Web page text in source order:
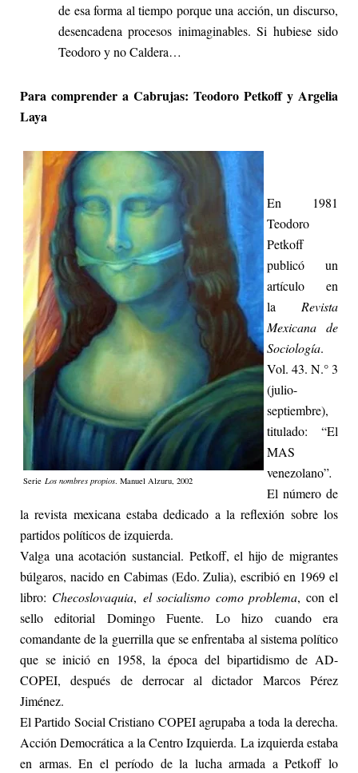
de esa forma al tiempo porque una acción, un discurso,
desencadena procesos inimaginables. Si hubiese sido
Teodoro y no Caldera…
Para comprender a Cabrujas: Teodoro Petkoff y Argelia
Laya
Serie Los nombres propios. Manuel Alzuru, 2002
En 1981
Teodoro
Petkoff
publicó un
artículo en
la Revista
Mexicana de
Sociología.
Vol. 43. N.° 3
(julio-
septiembre),
titulado: “El
MAS
venezolano”.
El número de
la revista mexicana estaba dedicado a la reflexión sobre los
partidos políticos de izquierda.
Valga una acotación sustancial. Petkoff, el hijo de migrantes
búlgaros, nacido en Cabimas (Edo. Zulia), escribió en 1969 el
libro: Checoslovaquia, el socialismo como problema, con el
sello editorial Domingo Fuente. Lo hizo cuando era
comandante de la guerrilla que se enfrentaba al sistema político
que se inició en 1958, la época del bipartidismo de AD-
COPEI, después de derrocar al dictador Marcos Pérez
Jiménez.
El Partido Social Cristiano COPEI agrupaba a toda la derecha.
Acción Democrática a la Centro Izquierda. La izquierda estaba
en armas. En el período de la lucha armada a Petkoff lo